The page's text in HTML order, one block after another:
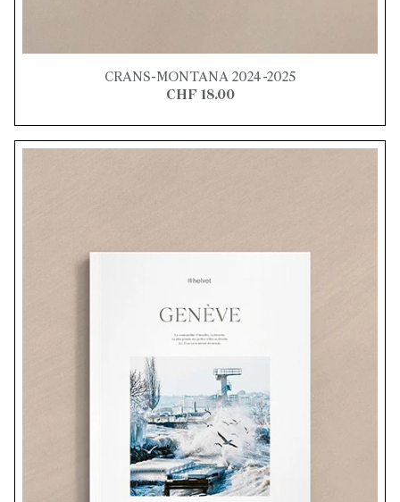
CRANS-MONTANA 2024-2025
CHF 18.00